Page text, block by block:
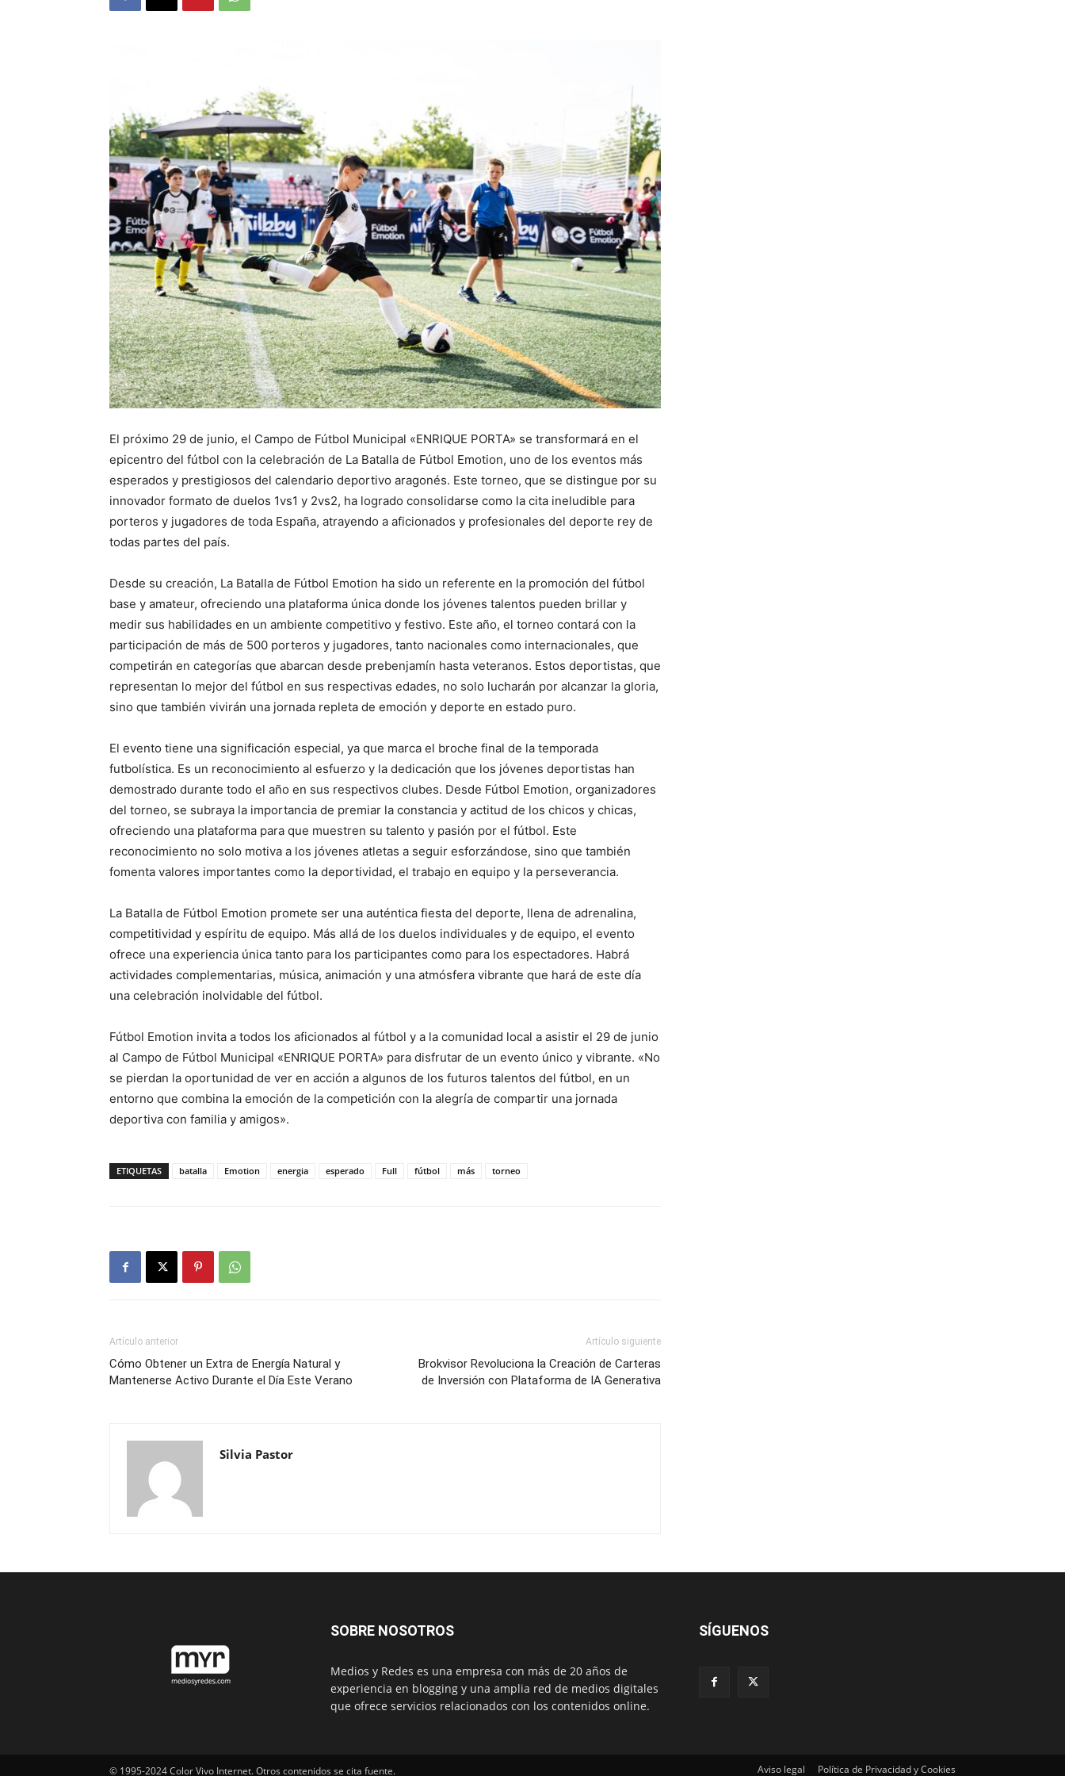
El próximo 29 de junio, el Campo de Fútbol Municipal «ENRIQUE PORTA» se transformará en el
epicentro del fútbol con la celebración de La Batalla de Fútbol Emotion, uno de los eventos más
esperados y prestigiosos del calendario deportivo aragonés. Este torneo, que se distingue por su
innovador formato de duelos 1vs1 y 2vs2, ha logrado consolidarse como la cita ineludible para
porteros y jugadores de toda España, atrayendo a aficionados y profesionales del deporte rey de
todas partes del país.
Desde su creación, La Batalla de Fútbol Emotion ha sido un referente en la promoción del fútbol
base y amateur, ofreciendo una plataforma única donde los jóvenes talentos pueden brillar y
medir sus habilidades en un ambiente competitivo y festivo. Este año, el torneo contará con la
participación de más de 500 porteros y jugadores, tanto nacionales como internacionales, que
competirán en categorías que abarcan desde prebenjamín hasta veteranos. Estos deportistas, que
representan lo mejor del fútbol en sus respectivas edades, no solo lucharán por alcanzar la gloria,
sino que también vivirán una jornada repleta de emoción y deporte en estado puro.
El evento tiene una significación especial, ya que marca el broche final de la temporada
futbolística. Es un reconocimiento al esfuerzo y la dedicación que los jóvenes deportistas han
demostrado durante todo el año en sus respectivos clubes. Desde Fútbol Emotion, organizadores
del torneo, se subraya la importancia de premiar la constancia y actitud de los chicos y chicas,
ofreciendo una plataforma para que muestren su talento y pasión por el fútbol. Este
reconocimiento no solo motiva a los jóvenes atletas a seguir esforzándose, sino que también
fomenta valores importantes como la deportividad, el trabajo en equipo y la perseverancia.
La Batalla de Fútbol Emotion promete ser una auténtica fiesta del deporte, llena de adrenalina,
competitividad y espíritu de equipo. Más allá de los duelos individuales y de equipo, el evento
ofrece una experiencia única tanto para los participantes como para los espectadores. Habrá
actividades complementarias, música, animación y una atmósfera vibrante que hará de este día
una celebración inolvidable del fútbol.
Fútbol Emotion invita a todos los aficionados al fútbol y a la comunidad local a asistir el 29 de junio
al Campo de Fútbol Municipal «ENRIQUE PORTA» para disfrutar de un evento único y vibrante. «No
se pierdan la oportunidad de ver en acción a algunos de los futuros talentos del fútbol, en un
entorno que combina la emoción de la competición con la alegría de compartir una jornada
deportiva con familia y amigos».
ETIQUETAS batalla Emotion energia esperado Full fútbol más torneo
Artículo anterior
Cómo Obtener un Extra de Energía Natural y
Mantenerse Activo Durante el Día Este Verano
Artículo siguiente
Brokvisor Revoluciona la Creación de Carteras
de Inversión con Plataforma de IA Generativa
Silvia Pastor
SOBRE NOSOTROS
Medios y Redes es una empresa con más de 20 años de
experiencia en blogging y una amplia red de medios digitales
que ofrece servicios relacionados con los contenidos online.
SÍGUENOS
© 1995-2024 Color Vivo Internet. Otros contenidos se cita fuente. Aviso legal Política de Privacidad y Cookies